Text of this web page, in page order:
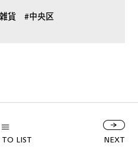
貨 #中央区
TO LIST NEXT